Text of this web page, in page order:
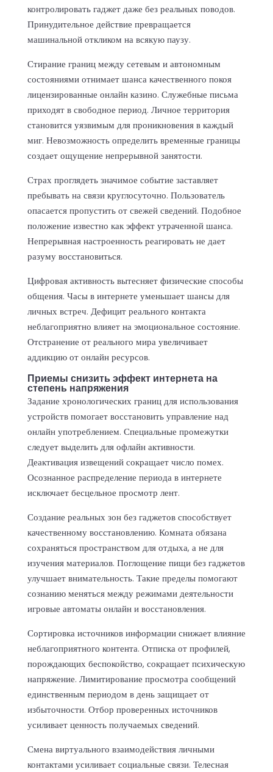
контролировать гаджет даже без реальных поводов.
Принудительное действие превращается
машинальной откликом на всякую паузу.
Стирание границ между сетевым и автономным
состояниями отнимает шанса качественного покоя
лицензированные онлайн казино. Служебные письма
приходят в свободное период. Личное территория
становится уязвимым для проникновения в каждый
миг. Невозможность определить временные границы
создает ощущение непрерывной занятости.
Страх проглядеть значимое событие заставляет
пребывать на связи круглосуточно. Пользователь
опасается пропустить от свежей сведений. Подобное
положение известно как эффект утраченной шанса.
Непрерывная настроенность реагировать не дает
разуму восстановиться.
Цифровая активность вытесняет физические способы
общения. Часы в интернете уменьшает шансы для
личных встреч. Дефицит реального контакта
неблагоприятно влияет на эмоциональное состояние.
Отстранение от реального мира увеличивает
аддикцию от онлайн ресурсов.
Приемы снизить эффект интернета на
степень напряжения
Задание хронологических границ для использования
устройств помогает восстановить управление над
онлайн употреблением. Специальные промежутки
следует выделить для офлайн активности.
Деактивация извещений сокращает число помех.
Осознанное распределение периода в интернете
исключает бесцельное просмотр лент.
Создание реальных зон без гаджетов способствует
качественному восстановлению. Комната обязана
сохраняться пространством для отдыха, а не для
изучения материалов. Поглощение пищи без гаджетов
улучшает внимательность. Такие пределы помогают
сознанию меняться между режимами деятельности
игровые автоматы онлайн и восстановления.
Сортировка источников информации снижает влияние
неблагоприятного контента. Отписка от профилей,
порождающих беспокойство, сокращает психическую
напряжение. Лимитирование просмотра сообщений
единственным периодом в день защищает от
избыточности. Отбор проверенных источников
усиливает ценность получаемых сведений.
Смена виртуального взаимодействия личными
контактами усиливает социальные связи. Телесная